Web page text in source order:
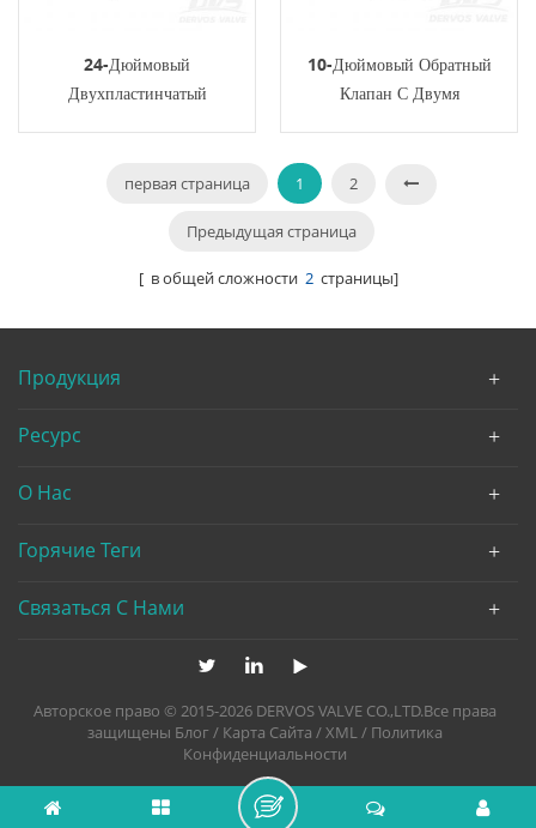
24-Дюймовый
Двухпластинчатый
10-Дюймовый Обратный
Клапан С Двумя
Наконечниками WCB
первая страница 1 2
Предыдущая страница
[ в общей сложности 2страницы]
Продукция
Ресурс
О Нас
Горячие Теги
Связаться С Нами
Авторское право © 2015-2026 DERVOS VALVE CO.,LTD.Все права
защищены Блог / Карта Сайта /XML/ Политика
Конфиденциальности